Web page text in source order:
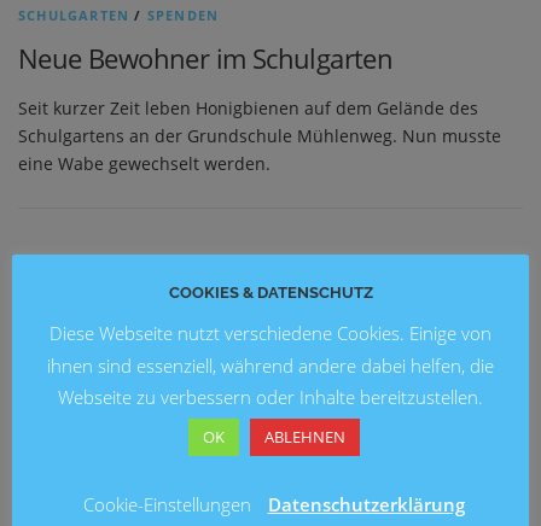
SCHULGARTEN / SPENDEN
Neue Bewohner im Schulgarten
Seit kurzer Zeit leben Honigbienen auf dem Gelände des
Schulgartens an der Grundschule Mühlenweg. Nun musste
eine Wabe gewechselt werden.
Blick in die Zukunft: Kunstausstellung 2026 an der
Grundschule Marienwerder
Ein fröhliches Schulfest an der Brüder-Grimm-Schule
Fußballturnier am Entenfang
Lesung mit Ingo Siegner an der Grundschule Mühlenberg
COOKIES & DATENSCHUTZ
Diese Webseite nutzt verschiedene Cookies. Einige von
ihnen sind essenziell, während andere dabei helfen, die
Webseite zu verbessern oder Inhalte bereitzustellen.
OK ABLEHNEN
Cookie-Einstellungen Datenschutzerklärung